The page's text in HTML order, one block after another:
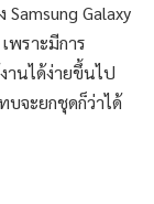
Galaxy
พราะมีการ
านได้ง่ายขึ้นไป
จะยกชุดก็ว่าได้